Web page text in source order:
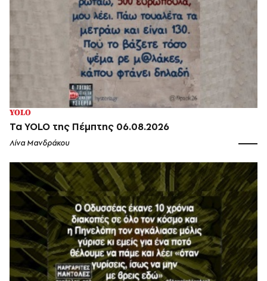
YOLO
Τα YOLO της Πέμπτης 06.08.2026
Λίνα Μανδράκου